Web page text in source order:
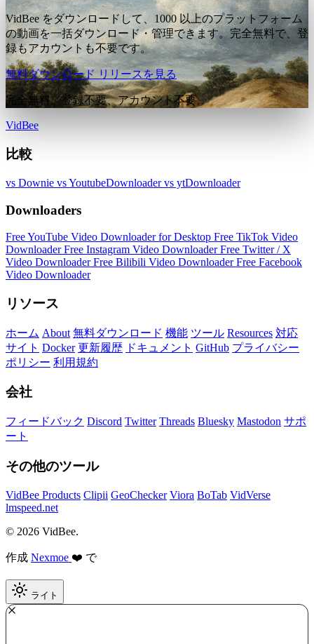
VidBee をダウンロードして、1000 以上のプラットフォーム
の動画を一括ダウンロード・管理できます。完全無料で、登
録もアカウントも不要です。
無料ダウンロード リリースを見る
完全無料。登録不要、アカウント不要。
VidBee
比較
vs Downie vs YoutubeDownloadervs ytDownloader
Downloaders
Free YouTube Video Downloader for Desktop Free TikTok Video
DownloaderFree Instagram Video DownloaderFree Twitter / X
Video DownloaderFree Bilibili Video DownloaderFree Facebook
Video Downloader
リソース
ホーム About 無料ダウンロード 機能 ツール Resources 対応
サイト Docker 更新履歴 ドキュメント GitHub プライバシー
ポリシー 利用規約
会社
フィードバック Discord Twitter Threads Bluesky Mastodon サポ
ート
その他のツール
VidBee Products Clipii GeoChecker Viora BoTab VidVerse
lmspeed.net
© 2026 VidBee.
作成 Nexmoe ❤️ で
ライト